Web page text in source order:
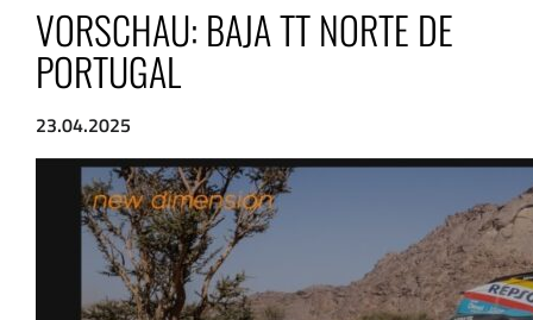
VORSCHAU: BAJA TT NORTE DE
PORTUGAL
23.04.2025